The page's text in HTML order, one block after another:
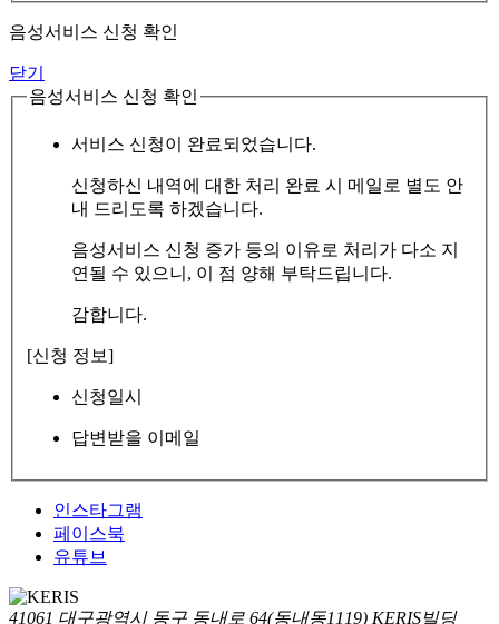
음성서비스 신청 확인
닫기
음성서비스 신청 확인
서비스 신청이 완료되었습니다.
신청하신 내역에 대한 처리 완료 시 메일로 별도 안
내 드리도록 하겠습니다.
음성서비스 신청 증가 등의 이유로 처리가 다소 지
연될 수 있으니, 이 점 양해 부탁드립니다.
감합니다.
[신청 정보]
신청일시
답변받을 이메일
인스타그램
페이스북
유튜브
41061 대구광역시 동구 동내로 64(동내동1119) KERIS빌딩